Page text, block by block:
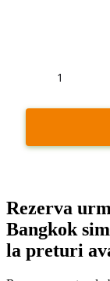
1
Rezerva
Bangkok
la preturi